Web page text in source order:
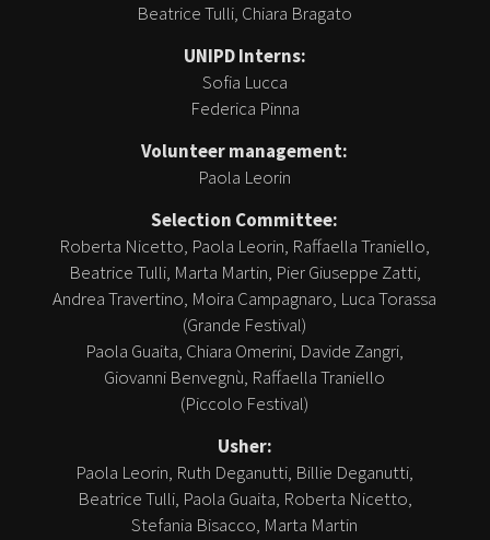
Beatrice Tulli, Chiara Bragato
UNIPD Interns:
Sofia Lucca
Federica Pinna
Volunteer management:
Paola Leorin
Selection Committee:
Roberta Nicetto, Paola Leorin, Raffaella Traniello,
Beatrice Tulli, Marta Martin, Pier Giuseppe Zatti,
Andrea Travertino, Moira Campagnaro, Luca Torassa
(Grande Festival)
Paola Guaita, Chiara Omerini, Davide Zangri,
Giovanni Benvegnù, Raffaella Traniello
(Piccolo Festival)
Usher:
Paola Leorin, Ruth Deganutti, Billie Deganutti,
Beatrice Tulli, Paola Guaita, Roberta Nicetto,
Stefania Bisacco, Marta Martin